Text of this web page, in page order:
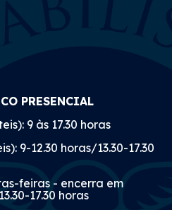
PRESENCIAL
9 às 17.30 horas
9-12.30 horas/13.30-17.30
feiras - encerra em
17.30 horas